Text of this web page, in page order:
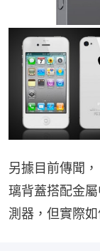
另據目前傳聞
璃背蓋搭配金
測器，但實際